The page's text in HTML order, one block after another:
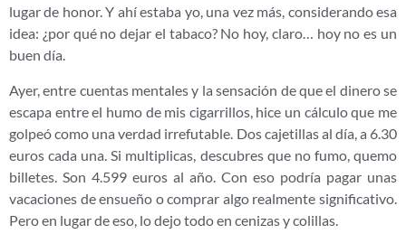
lugar de honor. Y ahí estaba yo, una vez más, considerando esa
idea: ¿por qué no dejar el tabaco? No hoy, claro… hoy no es un
buen día.
Ayer, entre cuentas mentales y la sensación de que el dinero se
escapa entre el humo de mis cigarrillos, hice un cálculo que me
golpeó como una verdad irrefutable. Dos cajetillas al día, a 6.30
euros cada una. Si multiplicas, descubres que no fumo, quemo
billetes. Son 4.599 euros al año. Con eso podría pagar unas
vacaciones de ensueño o comprar algo realmente significativo.
Pero en lugar de eso, lo dejo todo en cenizas y colillas.